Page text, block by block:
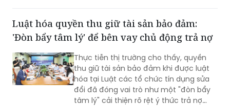
Luật hóa quyền thu giữ tài sản bảo đảm:
'Đòn bẩy tâm lý' để bên vay chủ động trả nợ
Thực tiễn thị trường cho thấy, quyền
thu giữ tài sản bảo đảm khi được luật
hóa tại Luật các tổ chức tín dụng sửa
đổi đã đóng vai trò như một "đòn bẩy
tâm lý" cải thiện rõ rệt ý thức trả nợ